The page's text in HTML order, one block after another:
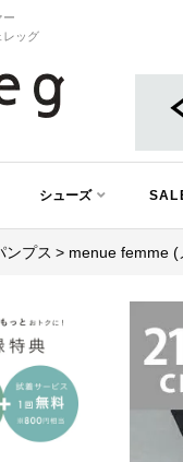
ー
レッグ
シューズ
ンプス menue femme (